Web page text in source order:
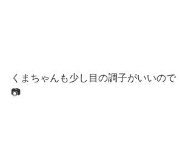
くまちゃんも少し目の調子がいいので
📷